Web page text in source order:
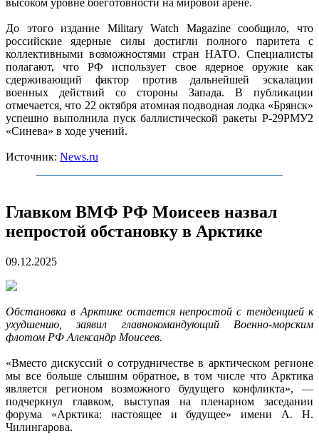
высоком уровне боеготовности на мировой арене.
До этого издание Military Watch Magazine сообщило, что
российские ядерные силы достигли полного паритета с
коллективными возможностями стран НАТО. Специалисты
полагают, что РФ использует свое ядерное оружие как
сдерживающий фактор против дальнейшей эскалации
военных действий со стороны Запада. В публикации
отмечается, что 22 октября атомная подводная лодка «Брянск»
успешно выполнила пуск баллистической ракеты Р-29РМУ2
«Синева» в ходе учений.
Источник: News.ru
Главком ВМФ РФ Моисеев назвал
непростой обстановку в Арктике
09.12.2025
Обстановка в Арктике остается непростой с тенденцией к
ухудшению, заявил главнокомандующий Военно-морским
флотом РФ Александр Моисеев.
«Вместо дискуссий о сотрудничестве в арктическом регионе
мы все больше слышим обратное, в том числе что Арктика
является регионом возможного будущего конфликта», —
подчеркнул главком, выступая на пленарном заседании
форума «Арктика: настоящее и будущее» имени А. Н.
Чилингарова.